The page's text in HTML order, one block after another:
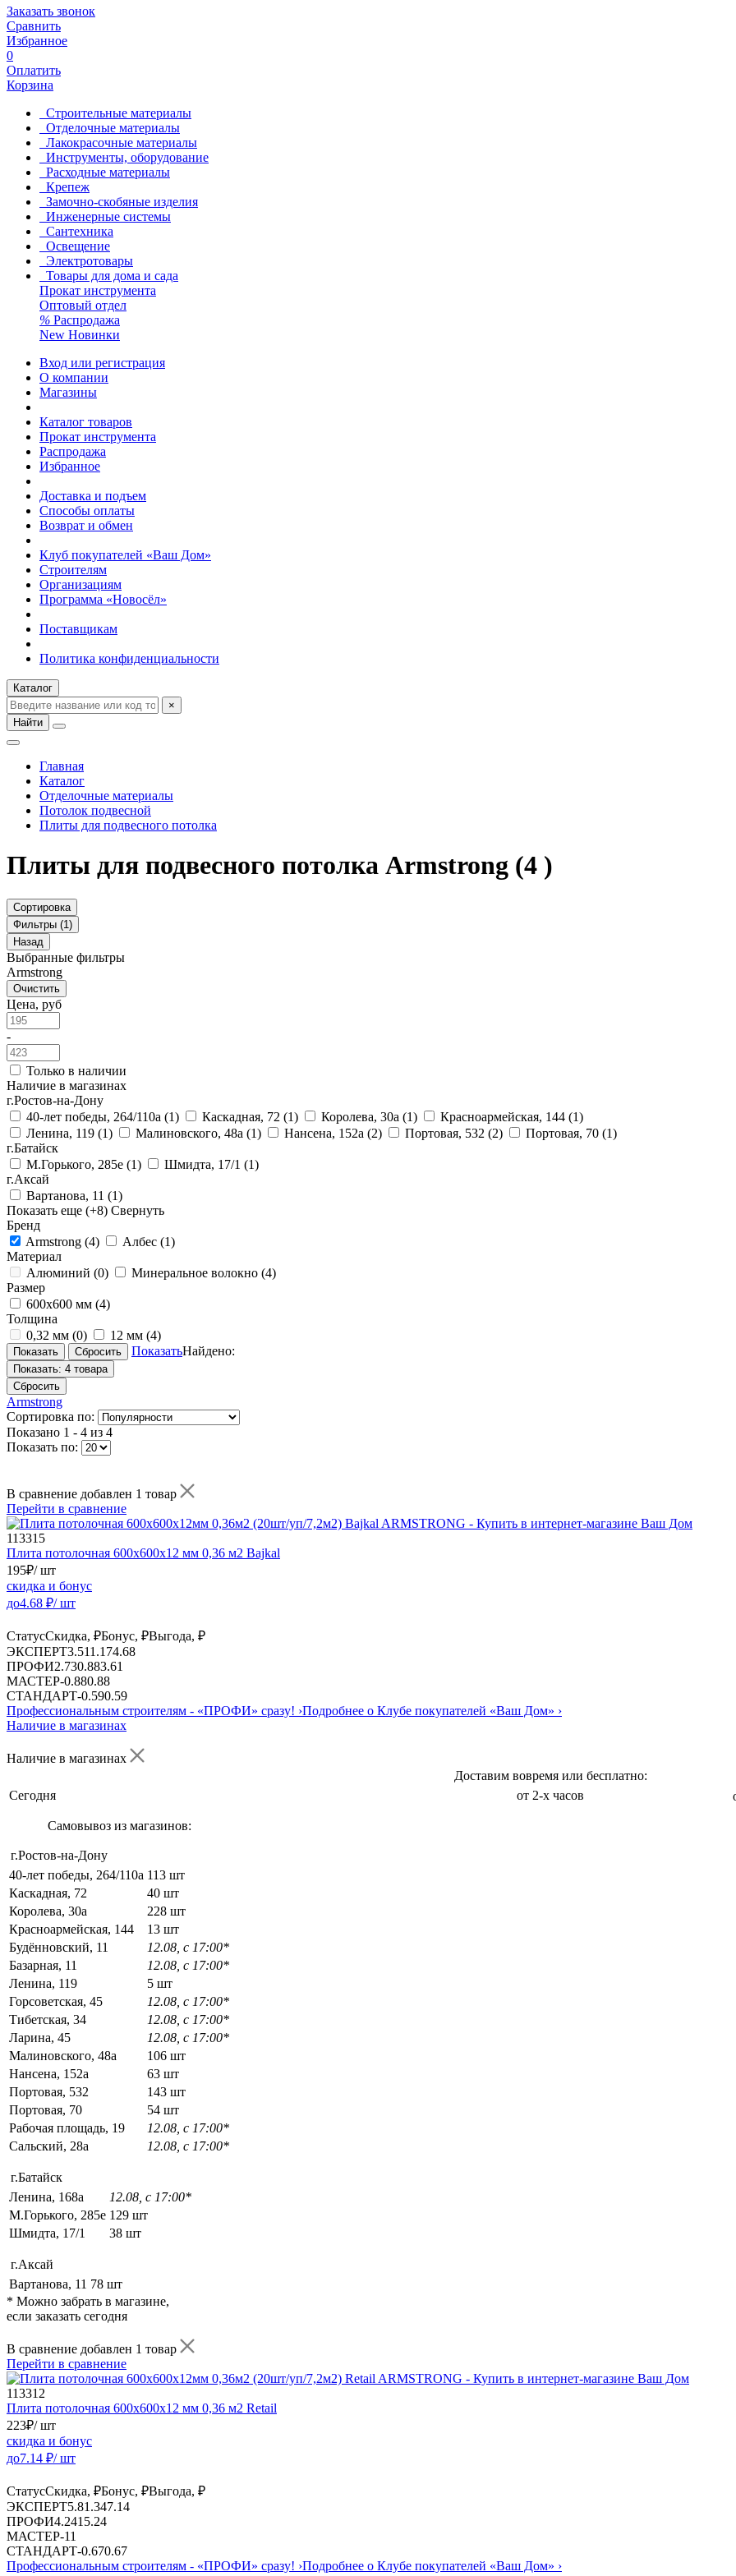
Заказать звонок
Сравнить
Избранное
0
Оплатить
Корзина
Строительные материалы
Отделочные материалы
Лакокрасочные материалы
Инструменты, оборудование
Расходные материалы
Крепеж
Замочно-скобяные изделия
Инженерные системы
Сантехника
Освещение
Электротовары
Товары для дома и сада
Прокат инструмента
Оптовый отдел
% Распродажа
New Новинки
Вход или регистрация
О компании
Магазины
Каталог товаров
Прокат инструмента
Распродажа
Избранное
Доставка и подъем
Способы оплаты
Возврат и обмен
Клуб покупателей «Ваш Дом»
Строителям
Организациям
Программа «Новосёл»
Поставщикам
Политика конфиденциальности
Каталог
×
Найти
Главная
Каталог
Отделочные материалы
Потолок подвесной
Плиты для подвесного потолка
Плиты для подвесного потолка Armstrong (4 )
Сортировка
Фильтры (1)
Назад
Выбранные фильтры
Armstrong
Очистить
Цена, руб
-
Только в наличии
Наличие в магазинах
г.Ростов-на-Дону
40-лет победы, 264/110а (1) Каскадная, 72 (1) Королева, 30а (1) Красноармейская, 144 (1)
Ленина, 119 (1) Малиновского, 48а (1) Нансена, 152а (2) Портовая, 532 (2) Портовая, 70 (1)
г.Батайск
М.Горького, 285е (1) Шмидта, 17/1 (1)
г.Аксай
Вартанова, 11 (1)
Показать еще (+8) Свернуть
Бренд
Armstrong (4) Албес (1)
Материал
Алюминий (0) Минеральное волокно (4)
Размер
600х600 мм (4)
Толщина
0,32 мм (0) 12 мм (4)
ПоказатьНайдено:
Показать: 4 товара
Сбросить
Armstrong
Сортировка по:
Показано 1 - 4 из 4
Показать по:
В сравнение добавлен 1 товар
Перейти в сравнение
113315
Плита потолочная 600х600х12 мм 0,36 м2 Bajkal
195₽/ шт
скидка и бонус
до4.68 ₽/ шт
СтатусСкидка, ₽Бонус, ₽Выгода, ₽
ЭКСПЕРТ3.511.174.68
ПРОФИ2.730.883.61
МАСТЕР-0.880.88
СТАНДАРТ-0.590.59
Профессиональным строителям - «ПРОФИ» сразу! ›Подробнее о Клубе покупателей «Ваш Дом» ›
Наличие в магазинах
Наличие в магазинах
Доставим вовремя или бесплатно:
Сегодня
от 2-х часов
Самовывоз из магазинов:
г.Ростов-на-Дону
40-лет победы, 264/110а 113 шт
Каскадная, 72
40 шт
Королева, 30а
228 шт
Красноармейская, 144
13 шт
Будённовский, 11
12.08, с 17:00*
Базарная, 11
12.08, с 17:00*
Ленина, 119
5 шт
Горсоветская, 45
12.08, с 17:00*
Тибетская, 34
12.08, с 17:00*
Ларина, 45
12.08, с 17:00*
Малиновского, 48а
106 шт
Нансена, 152а
63 шт
Портовая, 532
143 шт
Портовая, 70
54 шт
Рабочая площадь, 19
12.08, с 17:00*
Сальский, 28a
12.08, с 17:00*
г.Батайск
Ленина, 168а
12.08, с 17:00*
М.Горького, 285е 129 шт
Шмидта, 17/1
38 шт
г.Аксай
Вартанова, 11 78 шт
* Можно забрать в магазине,
если заказать сегодня
В сравнение добавлен 1 товар
Перейти в сравнение
113312
Плита потолочная 600х600х12 мм 0,36 м2 Retail
223₽/ шт
скидка и бонус
до7.14 ₽/ шт
СтатусСкидка, ₽Бонус, ₽Выгода, ₽
ЭКСПЕРТ5.81.347.14
ПРОФИ4.241 5.24
МАСТЕР-11
СТАНДАРТ-0.670.67
Профессиональным строителям - «ПРОФИ» сразу! ›Подробнее о Клубе покупателей «Ваш Дом» ›